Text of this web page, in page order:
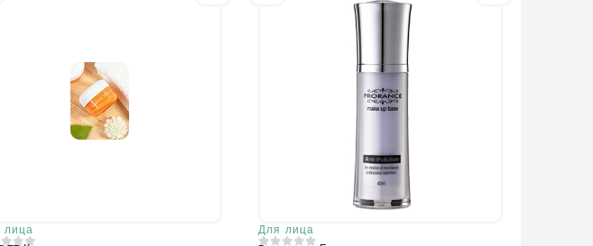
Polymer, Fructose Oligosaccharides, Fructose, Adenosine
лица Для лица